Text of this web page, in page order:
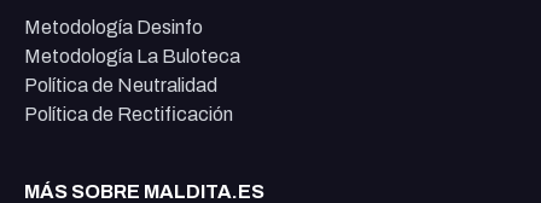
Metodología Desinfo
Metodología La Buloteca
Política de Neutralidad
Política de Rectificación
MÁS SOBRE MALDITA.ES